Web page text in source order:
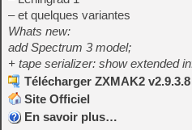
– et quelques variantes
Whats new:
add Spectrum 3 model;
+ tape serializer: show extended
Télécharger ZXMAK2
Site Officiel
En savoir plus…